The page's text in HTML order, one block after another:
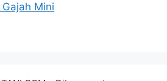
Mini